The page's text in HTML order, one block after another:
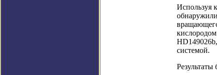
Используя
системой.